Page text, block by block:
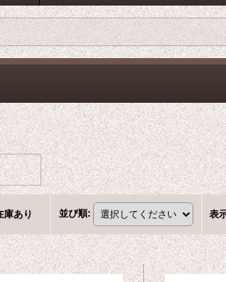
庫あり 並び順: 表